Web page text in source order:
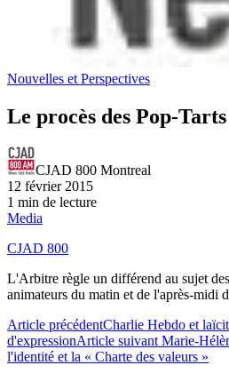
Nouvelles et Perspectives
Le procès des Pop-Tarts
CJAD 800 Montreal
12 février 2015
1 min de lecture
Media
CJAD 800
L'Arbitre règle un différend au sujet
animateurs du matin et de l'après-midi
Article précédentCharlie Hebdo et
d'expressionArticle suivant Marie-
l'identité et la « Charte des valeurs »